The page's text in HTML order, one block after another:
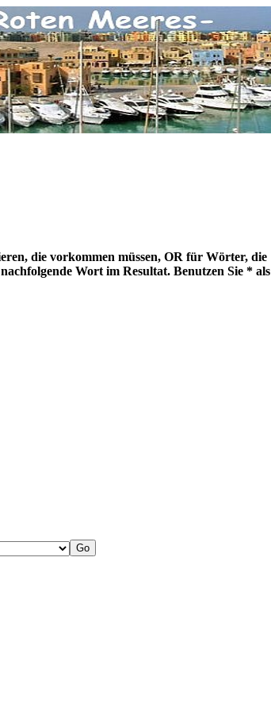
die vorkommen müssen, OR für Wörter, die
Wort im Resultat. Benutzen Sie * als